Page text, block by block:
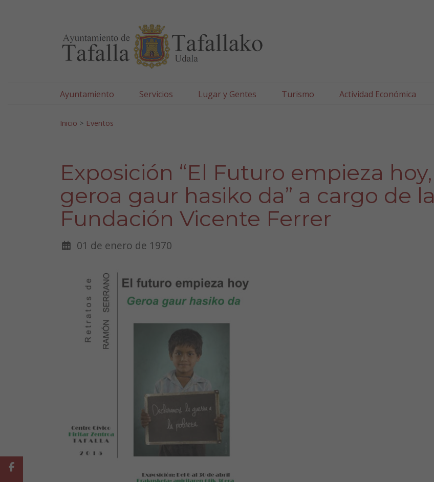
Ayuntamiento Servicios Lugar y Gentes Turismo Actividad Económica
Inicio > Eventos
Exposición “El Futuro empieza hoy,
geroa gaur hasiko da” a cargo de la
Fundación Vicente Ferrer
01 de enero de 1970
Facebook